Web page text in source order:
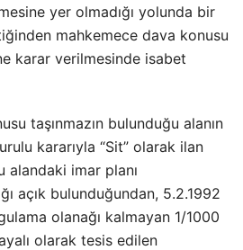
yer olmadığı yolunda bir
mahkemece dava konusu
karar verilmesinde isabet
taşınmazın bulunduğu alanın
kararıyla “Sit” olarak ilan
imar planı
açık bulunduğundan, 5.2.1992
olanağı kalmayan 1/1000
olarak tesis edilen